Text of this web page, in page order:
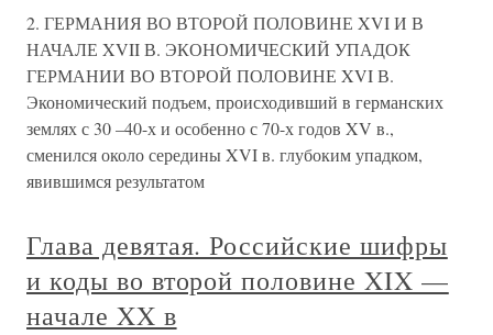
2. ГЕРМАНИЯ ВО ВТОРОЙ ПОЛОВИНЕ XVI И В
НАЧАЛЕ XVII В. ЭКОНОМИЧЕСКИЙ УПАДОК
ГЕРМАНИИ ВО ВТОРОЙ ПОЛОВИНЕ XVI В.
Экономический подъем, происходивший в германских
землях с 30 –40-х и особенно с 70-х годов XV в.,
сменился около середины XVI в. глубоким упадком,
явившимся результатом
Глава девятая. Российские шифры
и коды во второй половине XIX —
начале XX в